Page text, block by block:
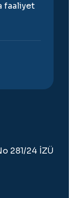
faaliyet
281/24 İZÜ